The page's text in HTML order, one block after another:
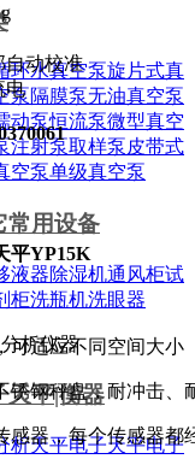
环水真空泵旋片式真
泵隔膜泵无油真空泵
动泵恒流泵微型真空
注射泵取样泵皮带式
空泵单级真空泵
常用设备
液器除湿机通风柜试
柜洗瓶机洗眼器
析仪器
天平|衡器
析天平电子天平电子
自动校准
电
平YP15K
可适应不同空间大小
锈钢秤盘，耐冲击、
感器，每个传感器